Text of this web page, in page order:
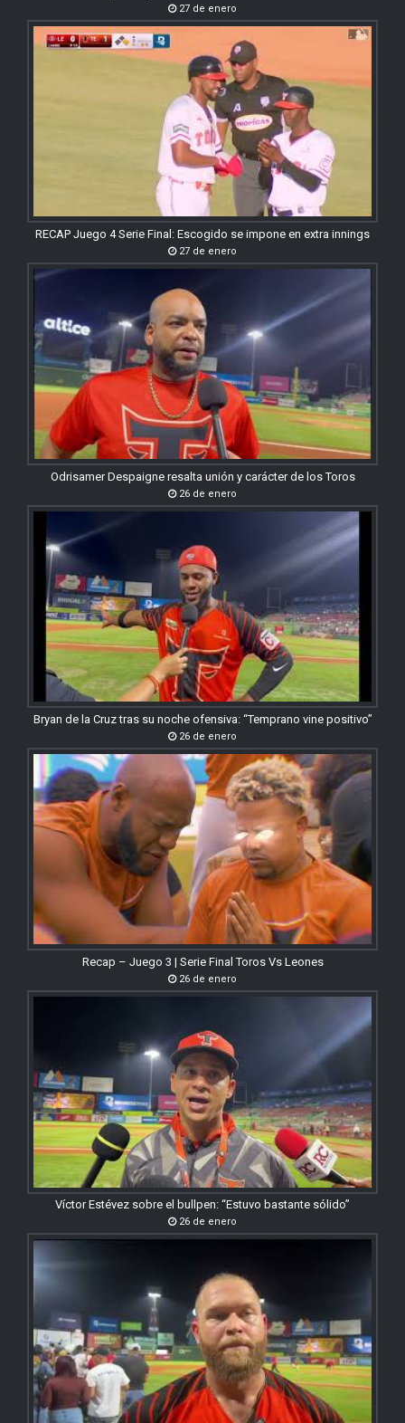
27 de enero
RECAP Juego 4 Serie Final: Escogido se impone en extra innings
27 de enero
Odrisamer Despaigne resalta unión y carácter de los Toros
26 de enero
Bryan de la Cruz tras su noche ofensiva: “Temprano vine positivo”
26 de enero
Recap – Juego 3 | Serie Final Toros Vs Leones
26 de enero
Víctor Estévez sobre el bullpen: “Estuvo bastante sólido”
26 de enero